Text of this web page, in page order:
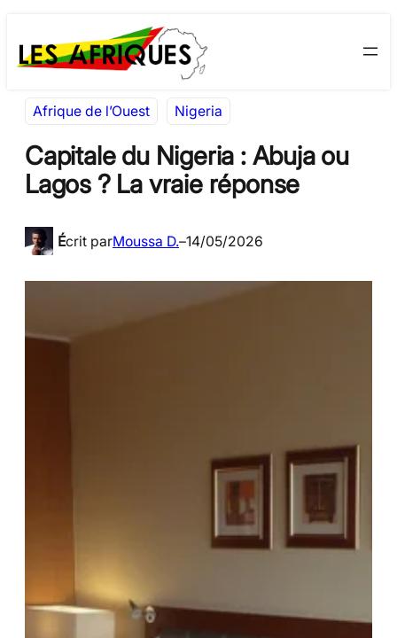
au
contenu
to
content
Afrique de l’Ouest Nigeria
Capitale du Nigeria : Abuja ou
Lagos ? La vraie réponse
Écrit parMoussa D.–14/05/2026